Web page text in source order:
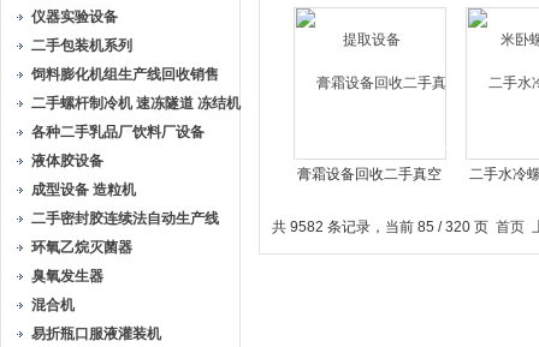
仪器实验设备
二手包装机系列
饲料膨化机组生产线回收销售
二手螺杆制冷机 速冻隧道 冻结机
各种二手乳品厂饮料厂设备
液体胶设备
成型设备 造粒机
二手密封胶连续法自动生产线
环氧乙烷灭菌器
臭氧发生器
混合机
易折瓶口服液灌装机
取设备
卧螺
膏霜设备回收二手真空
二手水冷
共 9582 条记录，当前 85 / 320 页 首页